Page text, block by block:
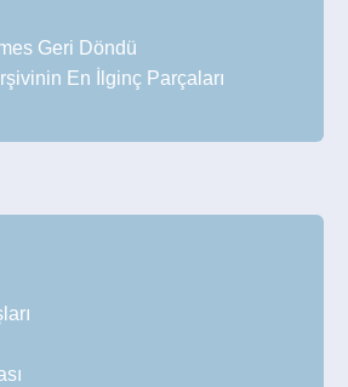
Geri Döndü
En İlginç Parçaları